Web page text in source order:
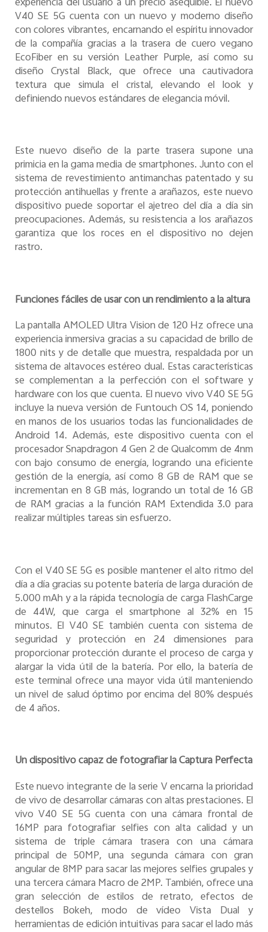
V40 SE 5G cuenta con un nuevo y moderno diseño
con colores vibrantes, encarnando el espíritu innovador
de la compañía gracias a la trasera de cuero vegano
EcoFiber en su versión Leather Purple, así como su
diseño Crystal Black, que ofrece una cautivadora
textura que simula el cristal, elevando el look y
definiendo nuevos estándares de elegancia móvil.
Este nuevo diseño de la parte trasera supone una
primicia en la gama media de smartphones. Junto con el
sistema de revestimiento antimanchas patentado y su
protección antihuellas y frente a arañazos, este nuevo
dispositivo puede soportar el ajetreo del día a día sin
preocupaciones. Además, su resistencia a los arañazos
garantiza que los roces en el dispositivo no dejen
rastro.
Funciones fáciles de usar con un rendimiento a la altura
La pantalla AMOLED Ultra Vision de 120 Hz ofrece una
experiencia inmersiva gracias a su capacidad de brillo de
1800 nits y de detalle que muestra, respaldada por un
sistema de altavoces estéreo dual. Estas características
se complementan a la perfección con el software y
hardware con los que cuenta. El nuevo vivo V40 SE 5G
incluye la nueva versión de Funtouch OS 14, poniendo
en manos de los usuarios todas las funcionalidades de
Android 14. Además, este dispositivo cuenta con el
procesador Snapdragon 4 Gen 2 de Qualcomm de 4nm
con bajo consumo de energía, logrando una eficiente
gestión de la energía, así como 8 GB de RAM que se
incrementan en 8 GB más, logrando un total de 16 GB
de RAM gracias a la función RAM Extendida 3.0 para
realizar múltiples tareas sin esfuerzo.
Con el V40 SE 5G es posible mantener el alto ritmo del
día a día gracias su potente batería de larga duración de
5.000 mAh y a la rápida tecnología de carga FlashCarge
de 44W, que carga el smartphone al 32% en 15
minutos. El V40 SE también cuenta con sistema de
seguridad y protección en 24 dimensiones para
proporcionar protección durante el proceso de carga y
alargar la vida útil de la batería. Por ello, la batería de
este terminal ofrece una mayor vida útil manteniendo
un nivel de salud óptimo por encima del 80% después
de 4 años.
Un dispositivo capaz de fotografiar la Captura Perfecta
Este nuevo integrante de la serie V encarna la prioridad
de vivo de desarrollar cámaras con altas prestaciones. El
vivo V40 SE 5G cuenta con una cámara frontal de
16MP para fotografiar selfies con alta calidad y un
sistema de triple cámara trasera con una cámara
principal de 50MP, una segunda cámara con gran
angular de 8MP para sacar las mejores selfies grupales y
una tercera cámara Macro de 2MP. También, ofrece una
gran selección de estilos de retrato, efectos de
destellos Bokeh, modo de vídeo Vista Dual y
herramientas de edición intuitivas para sacar el lado más